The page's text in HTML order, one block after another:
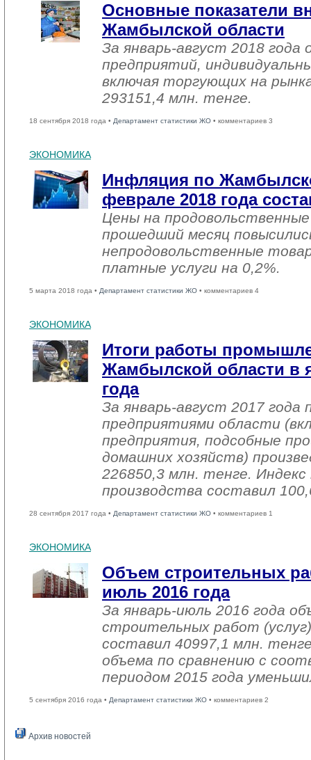
Основные показатели
Жамбылской области
За январь-август 2018
предприятий,
включая торгующих на
293151,4 млн. тенге.
18 сентября 2018 года • Департамент статистики ЖО • комментариев 3
ЭКОНОМИКА
Инфляция по
феврале 2018 года
Цены на
прошедший месяц
непродовольственные
платные услуги на 0,2%.
5 марта 2018 года • Департамент статистики ЖО • комментариев 4
ЭКОНОМИКА
Итоги работы
Жамбылской области в
года
За январь-август 2017
предприятиями области
предприятия, подсобные
домашних хозяйств)
226850,3 млн. тенге.
производства составил
28 сентября 2017 года • Департамент статистики ЖО • комментариев 1
ЭКОНОМИКА
Объем строительных
июль 2016 года
За январь-июль 2016 года
строительных работ
составил 40997,1 млн.
объема по сравнению с
периодом 2015 года
5 сентября 2016 года • Департамент статистики ЖО • комментариев 2
Архив новостей